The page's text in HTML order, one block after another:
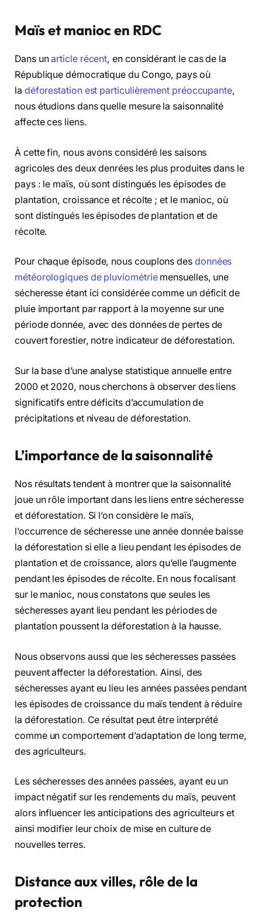
Maïs et manioc en RDC
Dans unarticle récent, en considérant le cas de la
République démocratique du Congo, pays où
la déforestation est particulièrement préoccupante,
nous étudions dans quelle mesure la saisonnalité
affecte ces liens.
À cette fin, nous avons considéré les saisons
agricoles des deux denrées les plus produites dans le
pays : le maïs, où sont distingués les épisodes de
plantation, croissance et récolte ; et le manioc, où
sont distingués les épisodes de plantation et de
récolte.
Pour chaque épisode, nous couplons des données
météorologiques de pluviométriemensuelles, une
sécheresse étant ici considérée comme un déficit de
pluie important par rapport à la moyenne sur une
période donnée, avec des données de pertes de
couvert forestier, notre indicateur de déforestation.
Sur la base d’une analyse statistique annuelle entre
2000 et 2020, nous cherchons à observer des liens
significatifs entre déficits d’accumulation de
précipitations et niveau de déforestation.
L’importance de la saisonnalité
Nos résultats tendent à montrer que la saisonnalité
joue un rôle important dans les liens entre sécheresse
et déforestation. Si l’on considère le maïs,
l’occurrence de sécheresse une année donnée baisse
la déforestation si elle a lieu pendant les épisodes de
plantation et de croissance, alors qu’elle l’augmente
pendant les épisodes de récolte. En nous focalisant
sur le manioc, nous constatons que seules les
sécheresses ayant lieu pendant les périodes de
plantation poussent la déforestation à la hausse.
Nous observons aussi que les sécheresses passées
peuvent affecter la déforestation. Ainsi, des
sécheresses ayant eu lieu les années passées pendant
les épisodes de croissance du maïs tendent à réduire
la déforestation. Ce résultat peut être interprété
comme un comportement d’adaptation de long terme,
des agriculteurs.
Les sécheresses des années passées, ayant eu un
impact négatif sur les rendements du maïs, peuvent
alors influencer les anticipations des agriculteurs et
ainsi modifier leur choix de mise en culture de
nouvelles terres.
Distance aux villes, rôle de la
protection